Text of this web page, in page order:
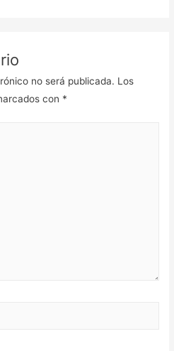
no será publicada. Los
con *